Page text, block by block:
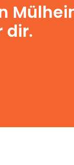
dir.